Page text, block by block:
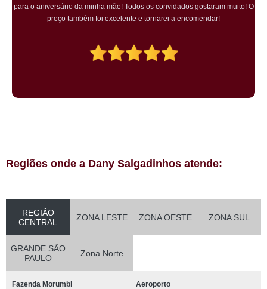
para o aniversário da minha mãe! Todos os convidados gostaram muito! O
preço também foi excelente e tornarei a encomendar!
Regiões onde a Dany Salgadinhos atende:
REGIÃO
CENTRAL
ZONA LESTE ZONA OESTE ZONA SUL
GRANDE SÃO
PAULO
Zona Norte
Fazenda Morumbi Aeroporto